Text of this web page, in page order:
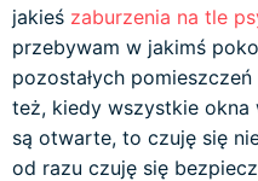
jakieś zaburzenia na tle
przebywam w jakimś
pozostałych
też, kiedy wszystkie okna
są otwarte, to czuję się
od razu czuję się